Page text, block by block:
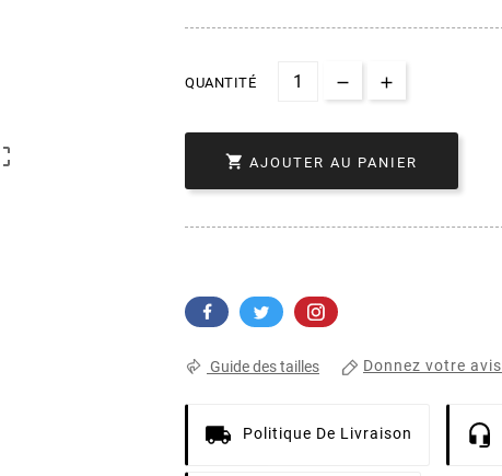
QUANTITÉ
 AJOUTER AU PANIER
Guide des tailles Donnez votre avis
Politique De Livraison